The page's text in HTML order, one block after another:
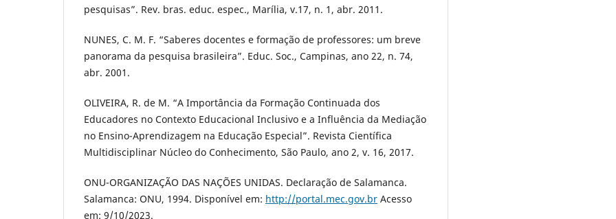
pesquisas”. Rev. bras. educ. espec., Marília, v.17, n. 1, abr. 2011.
NUNES, C. M. F. “Saberes docentes e formação de professores: um breve
panorama da pesquisa brasileira”. Educ. Soc., Campinas, ano 22, n. 74,
abr. 2001.
OLIVEIRA, R. de M. “A Importância da Formação Continuada dos
Educadores no Contexto Educacional Inclusivo e a Influência da Mediação
no Ensino-Aprendizagem na Educação Especial”. Revista Científica
Multidisciplinar Núcleo do Conhecimento, São Paulo, ano 2, v. 16, 2017.
ONU-ORGANIZAÇÃO DAS NAÇÕES UNIDAS. Declaração de Salamanca.
Salamanca: ONU, 1994. Disponível em: http://portal.mec.gov.br Acesso
em: 9/10/2023.